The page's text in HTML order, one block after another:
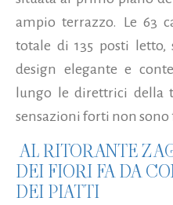
ampio terrazzo. Le 63
totale di 135 posti letto,
design elegante e
lungo le direttrici della
sensazioni forti non
AL RITORANTE
DEI FIORI FA DA
DEI PIATTI